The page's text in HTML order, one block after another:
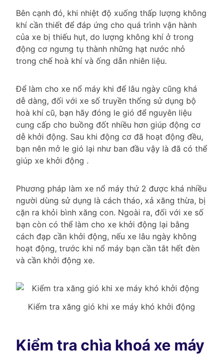
Bên cạnh đó, khi nhiệt độ xuống thấp lượng không
khí cần thiết để đáp ứng cho quá trình vận hành
của xe bị thiếu hụt, do lượng không khí ở trong
động cơ ngưng tụ thành những hạt nước nhỏ
trong chế hoà khí và ống dẫn nhiên liệu.
Để làm cho xe nổ máy khi để lâu ngày cũng khá
dễ dàng, đối với xe số truyền thống sử dụng bộ
hoà khí cũ, bạn hãy đóng le gió để nguyên liệu
cung cấp cho buồng đốt nhiều hơn giúp động cơ
dễ khởi động. Sau khi động cơ đã hoạt động đều,
bạn nên mở le gió lại như ban đầu vậy là đã có thể
giúp xe khởi động .
Phương pháp làm xe nổ máy thứ 2 được khá nhiều
người dùng sử dụng là cách tháo, xả xăng thừa, bị
cặn ra khỏi bình xăng con. Ngoài ra, đối với xe số
bạn còn có thể làm cho xe khởi động lại bằng
cách đạp cần khởi động, nếu xe lâu ngày không
hoạt động, trước khi nổ máy bạn cần tắt hết đèn
và cần khởi động xe.
Kiểm tra xăng gió khi xe máy khó khởi động
Kiểm tra chìa khoá xe máy